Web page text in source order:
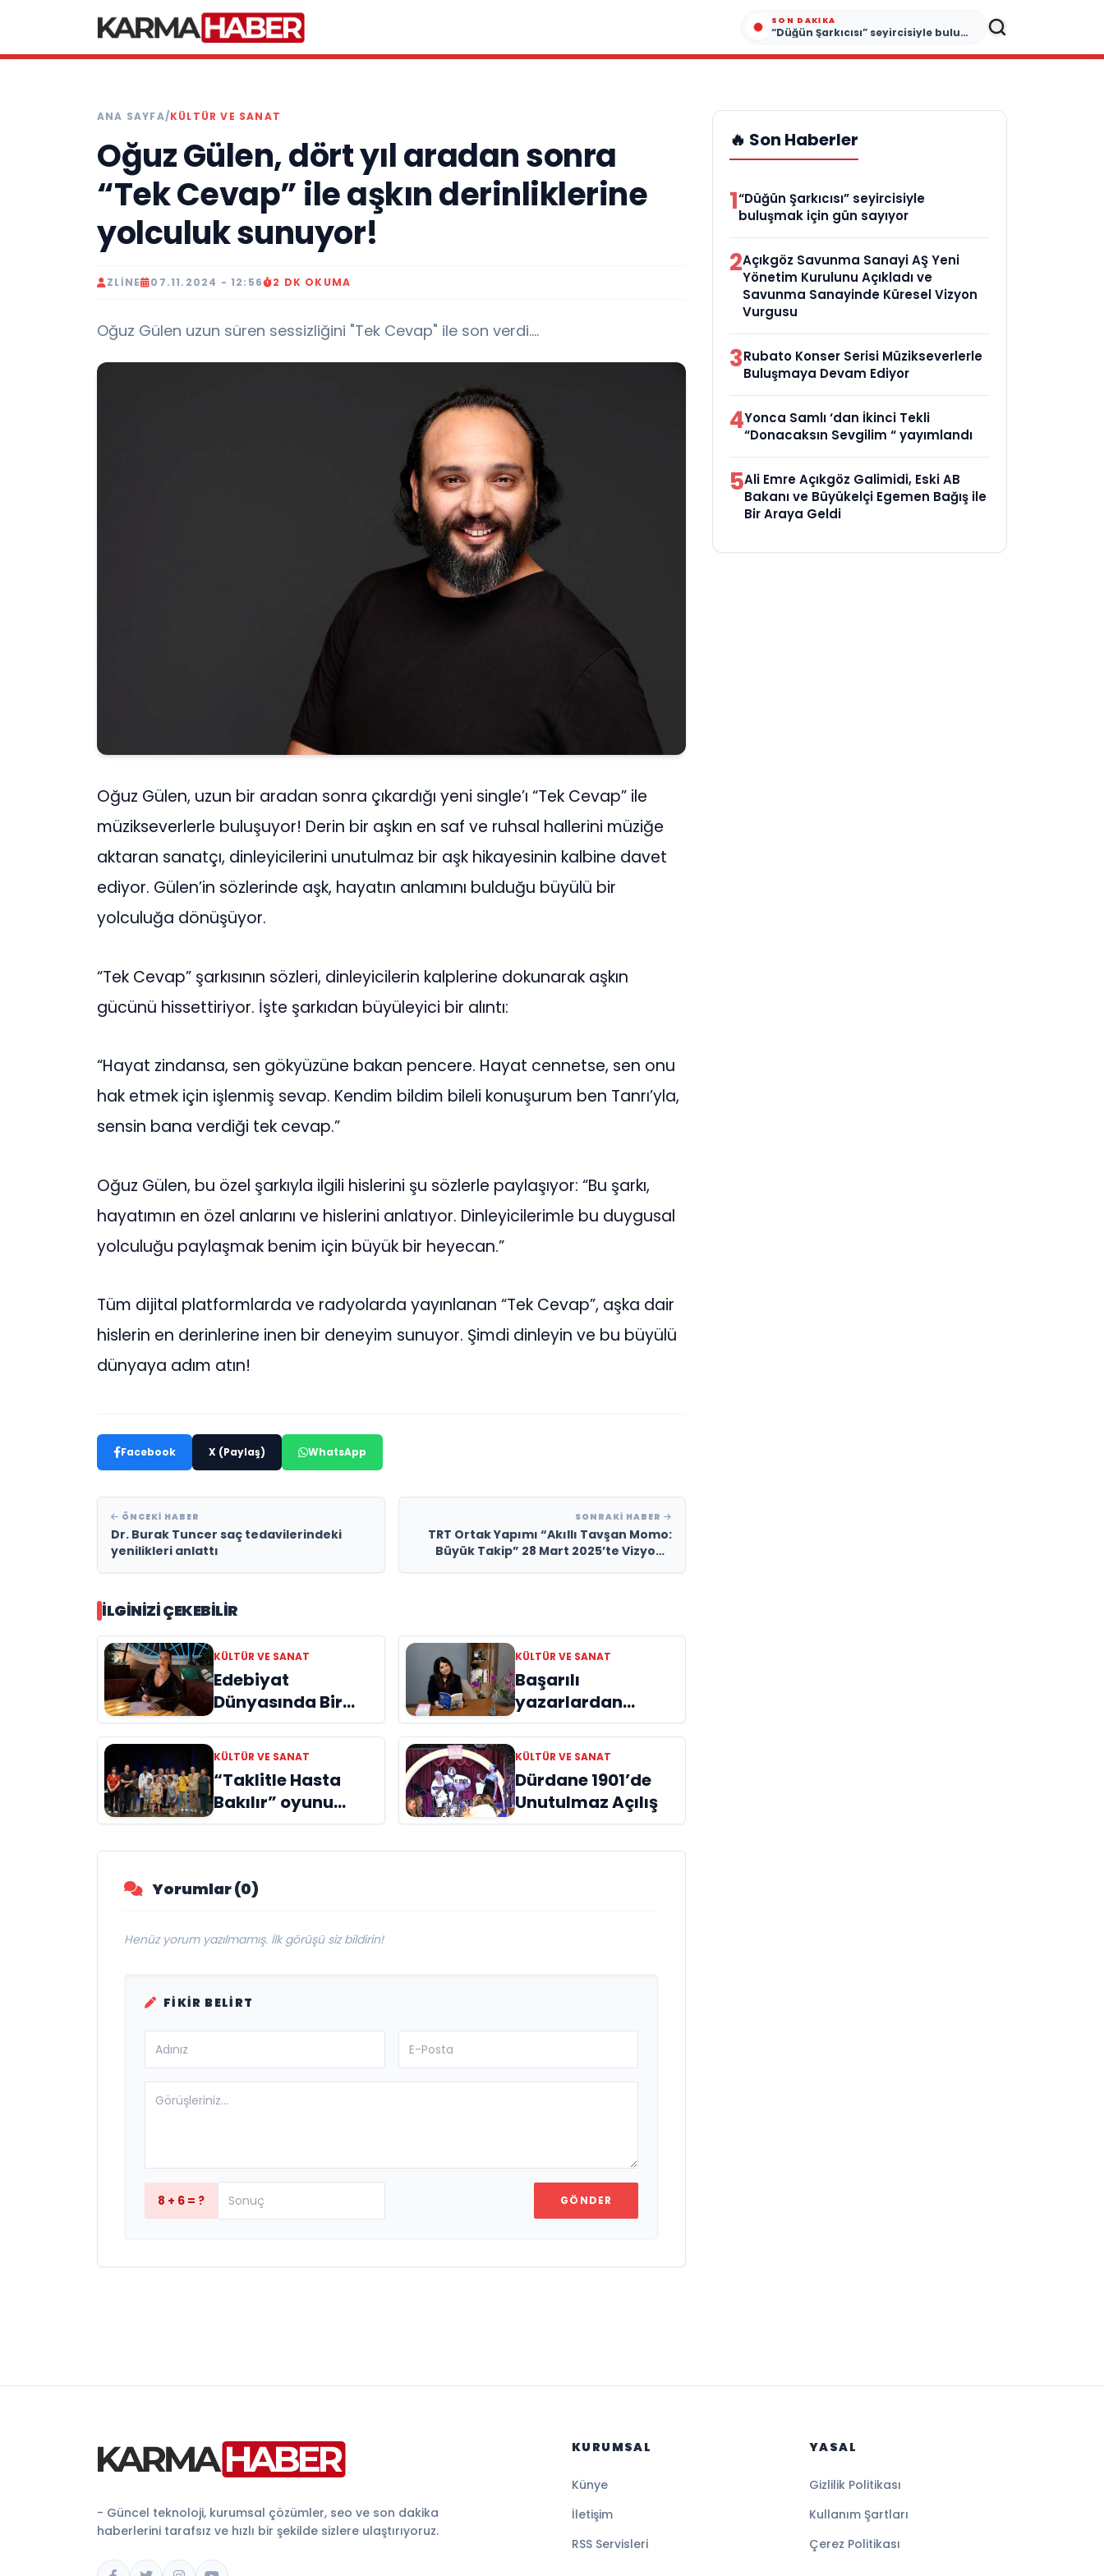
SON DAKIKA
“Düğün Şarkıcısı” seyircisiyle buluşmak için gün sayıyor
ANA SAYFA/KÜLTÜR VE SANAT
Oğuz Gülen, dört yıl aradan sonra
“Tek Cevap” ile aşkın derinliklerine
yolculuk sunuyor!
ZLINE 07.11.2024 - 12:56 2 DK OKUMA
Oğuz Gülen uzun süren sessizliğini "Tek Cevap" ile son verdi....
Oğuz Gülen, uzun bir aradan sonra çıkardığı yeni single’ı “Tek Cevap” ile
müzikseverlerle buluşuyor! Derin bir aşkın en saf ve ruhsal hallerini müziğe
aktaran sanatçı, dinleyicilerini unutulmaz bir aşk hikayesinin kalbine davet
ediyor. Gülen’in sözlerinde aşk, hayatın anlamını bulduğu büyülü bir
yolculuğa dönüşüyor.
“Tek Cevap” şarkısının sözleri, dinleyicilerin kalplerine dokunarak aşkın
gücünü hissettiriyor. İşte şarkıdan büyüleyici bir alıntı:
“Hayat zindansa, sen gökyüzüne bakan pencere. Hayat cennetse, sen onu
hak etmek için işlenmiş sevap. Kendim bildim bileli konuşurum ben Tanrı’yla,
sensin bana verdiği tek cevap.”
Oğuz Gülen, bu özel şarkıyla ilgili hislerini şu sözlerle paylaşıyor: “Bu şarkı,
hayatımın en özel anlarını ve hislerini anlatıyor. Dinleyicilerimle bu duygusal
yolculuğu paylaşmak benim için büyük bir heyecan.”
Tüm dijital platformlarda ve radyolarda yayınlanan “Tek Cevap”, aşka dair
hislerin en derinlerine inen bir deneyim sunuyor. Şimdi dinleyin ve bu büyülü
dünyaya adım atın!
Facebook X (Paylaş) WhatsApp
ÖNCEKI HABER
Dr. Burak Tuncer saç tedavilerindeki
yenilikleri anlattı
SONRAKI HABER
TRT Ortak Yapımı “Akıllı Tavşan Momo:
Büyük Takip” 28 Mart 2025’te Vizyona
İLGINIZI ÇEKEBILIR
KÜLTÜR VE SANAT
Edebiyat
Dünyasında Bir
Genç Deha
Doğuyor: Dilruba
Engin ve Zift Karası
Evreni ‘AVENOİR’
KÜLTÜR VE SANAT
Başarılı
yazarlardan
Azime Savaş’tan
başucu kitabı
“Emanet”
raflardaki yerini
aldı
KÜLTÜR VE SANAT
“Taklitle Hasta
Bakılır” oyunu
engelleri sanatla
aştı
KÜLTÜR VE SANAT
Dürdane 1901’de
Unutulmaz Açılış
Yorumlar (0)
Henüz yorum yazılmamış. İlk görüşü siz bildirin!
FIKIR BELIRT
8 + 6 = ? GÖNDER
🔥 Son Haberler
1“Düğün Şarkıcısı” seyircisiyle
buluşmak için gün sayıyor
2Açıkgöz Savunma Sanayi AŞ Yeni
Yönetim Kurulunu Açıkladı ve
Savunma Sanayinde Küresel Vizyon
Vurgusu
3Rubato Konser Serisi Müzikseverlerle
Buluşmaya Devam Ediyor
4Yonca Samlı ‘dan İkinci Tekli
“Donacaksın Sevgilim “ yayımlandı
5Ali Emre Açıkgöz Galimidi, Eski AB
Bakanı ve Büyükelçi Egemen Bağış ile
Bir Araya Geldi
- Güncel teknoloji, kurumsal çözümler, seo ve son dakika
haberlerini tarafsız ve hızlı bir şekilde sizlere ulaştırıyoruz.
KURUMSAL
Künye
İletişim
RSS Servisleri
YASAL
Gizlilik Politikası
Kullanım Şartları
Çerez Politikası